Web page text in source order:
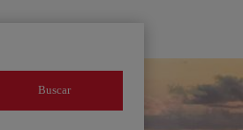
Buscar